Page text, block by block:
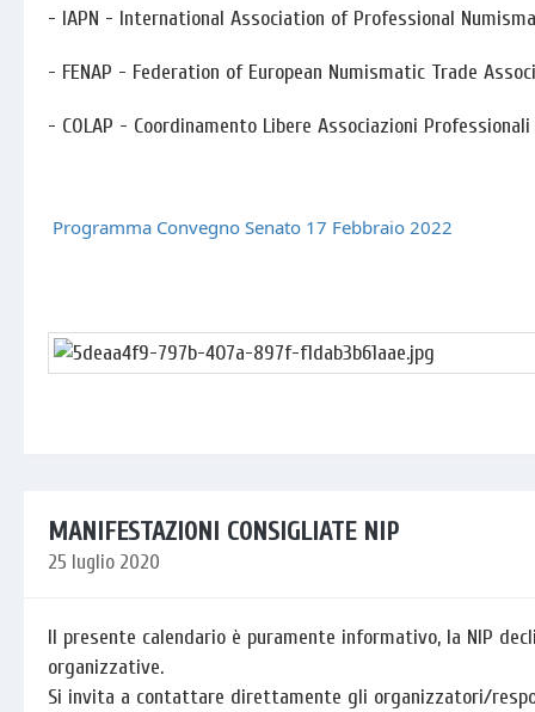
- IAPN - International Association of Professional
- FENAP - Federation of European Numismatic Trade
- COLAP - Coordinamento Libere Associazioni Professionali
Programma Convegno Senato 17 Febbraio 2022
MANIFESTAZIONI CONSIGLIATE NIP
25 luglio 2020
Il presente calendario è puramente informativo, la NIP
organizzative.
Si invita a contattare direttamente gli organizzatori/